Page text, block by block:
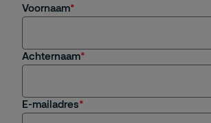
Voornaam
Achternaam
E-mailadres